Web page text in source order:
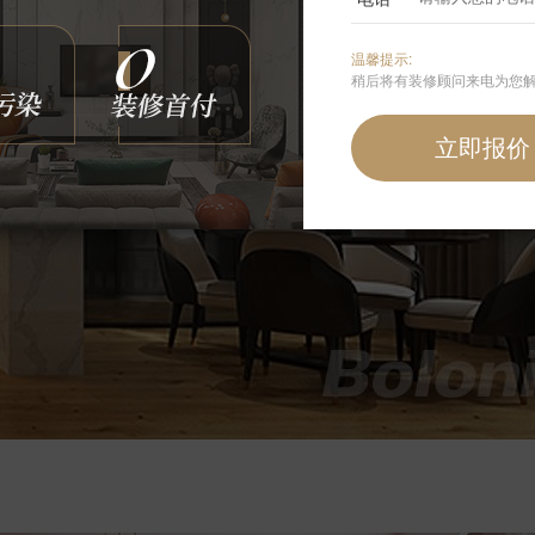
温馨提示:
稍后将有装修顾问来电为您